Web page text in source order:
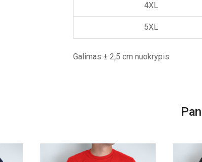
4XL
5XL
Galimas ± 2,5 cm nuokrypis.